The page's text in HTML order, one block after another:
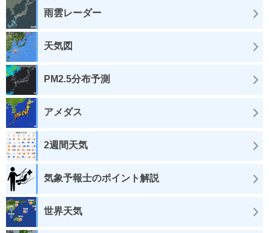
雨雲レーダー
天気図
PM2.5分布予測
アメダス
2週間天気
気象予報士のポイント解説
世界天気